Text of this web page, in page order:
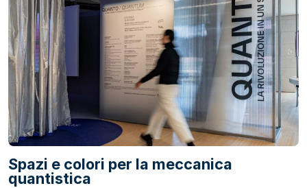
Spazi e colori per la meccanica
quantistica